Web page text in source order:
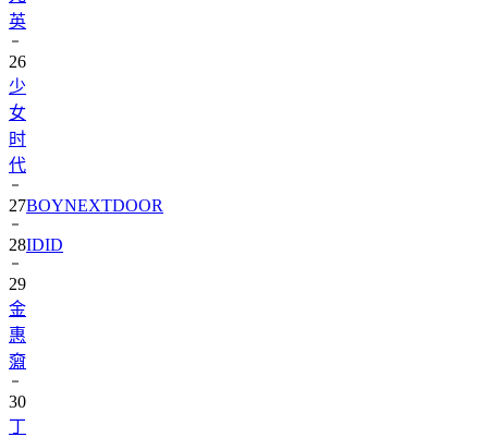
英
26
少
女
时
代
27BOYNEXTDOOR
28IDID
29
金
惠
奫
30
丁